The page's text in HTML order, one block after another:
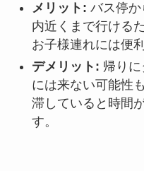
メリット: バス停
内近くまで行ける
お子様連れには便利
デメリット: 帰り
には来ない可能性
滞していると時間
す。